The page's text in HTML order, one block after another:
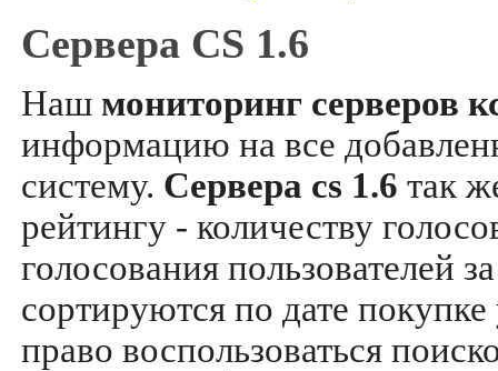
Сервера CS 1.6
Наш мониторинг серверов
информацию на все
систему. Сервера cs 1.6 так
рейтингу - количеству
голосования пользователей
сортируются по дате
право воспользоваться